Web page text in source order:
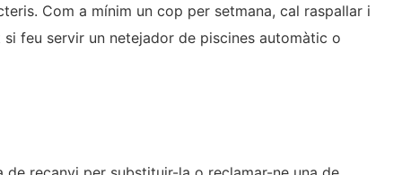
Com a mínim un cop per setmana, cal raspallar i
feu servir un netejador de piscines automàtic o